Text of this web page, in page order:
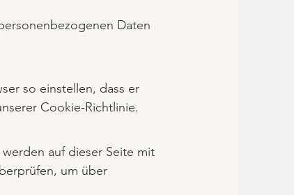
Daten
so einstellen, dass er
Cookie-Richtlinie.
auf dieser Seite mit
um über